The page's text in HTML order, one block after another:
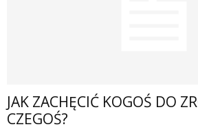
JAK ZACHĘCIĆ KOGOŚ DO
CZEGOŚ?